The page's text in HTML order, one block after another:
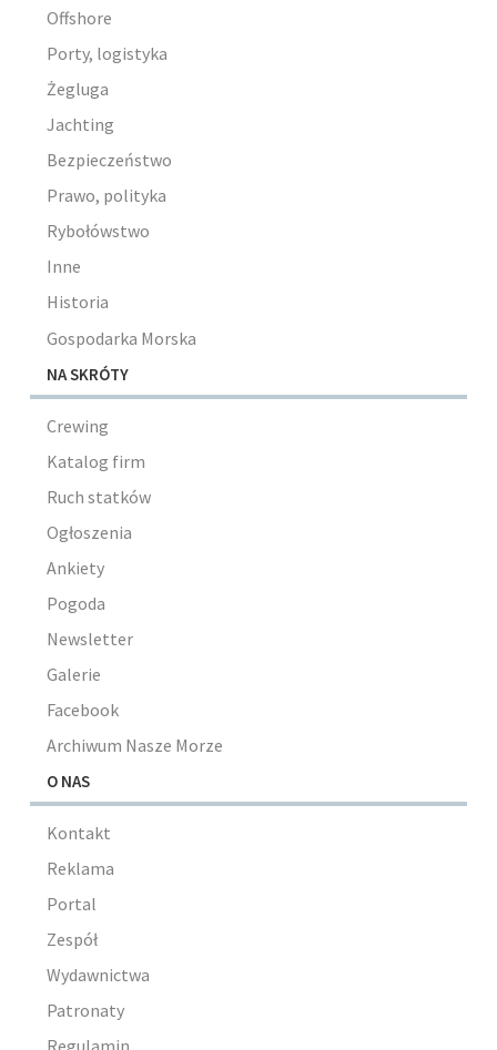
Offshore
Porty, logistyka
Żegluga
Jachting
Bezpieczeństwo
Prawo, polityka
Rybołówstwo
Inne
Historia
Gospodarka Morska
NA SKRÓTY
Crewing
Katalog firm
Ruch statków
Ogłoszenia
Ankiety
Pogoda
Newsletter
Galerie
Facebook
Archiwum Nasze Morze
O NAS
Kontakt
Reklama
Portal
Zespół
Wydawnictwa
Patronaty